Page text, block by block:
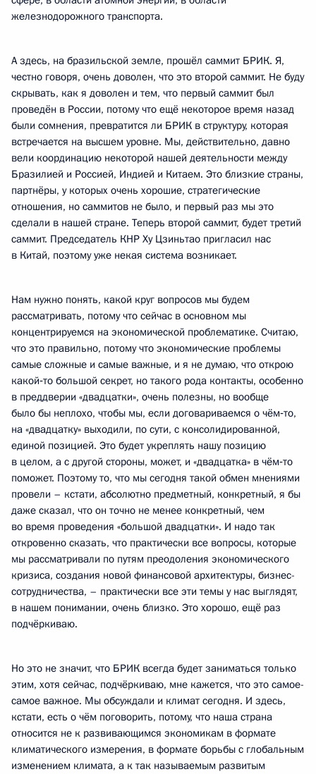
железнодорожного транспорта.
А здесь, на бразильской земле, прошёл саммит БРИК. Я,
честно говоря, очень доволен, что это второй саммит. Не буду
скрывать, как я доволен и тем, что первый саммит был
проведён в России, потому что ещё некоторое время назад
были сомнения, превратится ли БРИК в структуру, которая
встречается на высшем уровне. Мы, действительно, давно
вели координацию некоторой нашей деятельности между
Бразилией и Россией, Индией и Китаем. Это близкие страны,
партнёры, у которых очень хорошие, стратегические
отношения, но саммитов не было, и первый раз мы это
сделали в нашей стране. Теперь второй саммит, будет третий
саммит. Председатель КНР Ху Цзиньтао пригласил нас
в Китай, поэтому уже некая система возникает.
Нам нужно понять, какой круг вопросов мы будем
рассматривать, потому что сейчас в основном мы
концентрируемся на экономической проблематике. Считаю,
что это правильно, потому что экономические проблемы
самые сложные и самые важные, и я не думаю, что открою
какой‑то большой секрет, но такого рода контакты, особенно
в преддверии «двадцатки», очень полезны, но вообще
было бы неплохо, чтобы мы, если договариваемся о чём‑то,
на «двадцатку» выходили, по сути, с консолидированной,
единой позицией. Это будет укреплять нашу позицию
в целом, а с другой стороны, может, и «двадцатка» в чём‑то
поможет. Поэтому то, что мы сегодня такой обмен мнениями
провели – кстати, абсолютно предметный, конкретный, я бы
даже сказал, что он точно не менее конкретный, чем
во время проведения «большой двадцатки». И надо так
откровенно сказать, что практически все вопросы, которые
мы рассматривали по путям преодоления экономического
кризиса, создания новой финансовой архитектуры, бизнес-
сотрудничества, – практически все эти темы у нас выглядят,
в нашем понимании, очень близко. Это хорошо, ещё раз
подчёркиваю.
Но это не значит, что БРИК всегда будет заниматься только
этим, хотя сейчас, подчёркиваю, мне кажется, что это самое-
самое важное. Мы обсуждали и климат сегодня. И здесь,
кстати, есть о чём поговорить, потому, что наша страна
относится не к развивающимся экономикам в формате
климатического измерения, в формате борьбы с глобальным
изменением климата, а к так называемым развитым